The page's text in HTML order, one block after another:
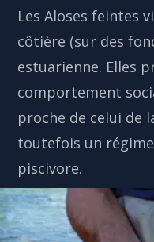
Les Aloses feintes
côtière (sur des
estuarienne. Elles
comportement
proche de celui de
toutefois un
piscivore.